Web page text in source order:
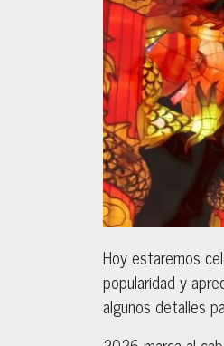
Hoy estaremos
popularidad y
algunos detalles